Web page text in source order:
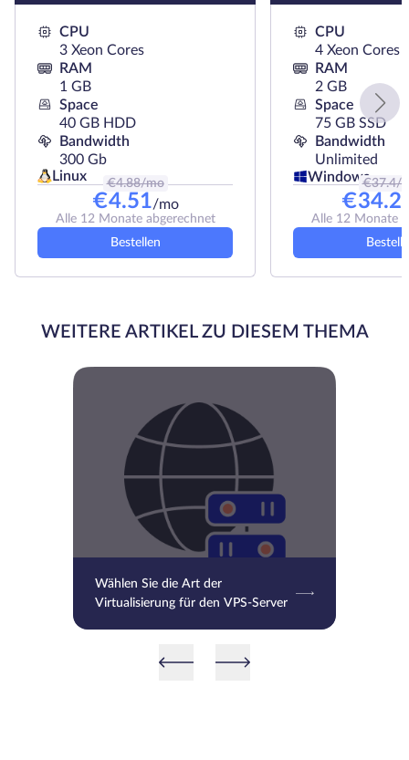
CPU
3 Xeon Cores
RAM
1 GB
Space
40 GB HDD
Bandwidth
300 Gb
Linux
€4.88/mo
€4.51/mo
Alle 12 Monate abgerechnet
Bestellen
CPU
4 Xeon Cores
RAM
2 GB
Space
75 GB SSD
Bandwidth
Unlimited
Windows
€37.4/
€
Alle 12 Monate
WEITERE ARTIKEL ZU DIESEM THEMA
Wählen Sie die Art der
Virtualisierung für den VPS-Server